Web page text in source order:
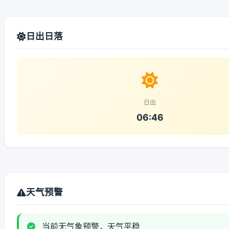
日出日落
日出
06:46
天气预警
当前无气象预警，天气平稳